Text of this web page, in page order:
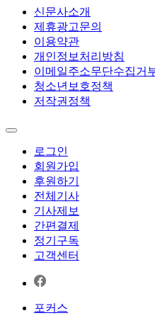
신문사소개
제휴광고문의
이용약관
개인정보처리방침
이메일주소무단수집거
청소년보호정책
저작권정책
로그인
회원가입
후원하기
전체기사
기사제보
간편결제
정기구독
고객센터
포커스